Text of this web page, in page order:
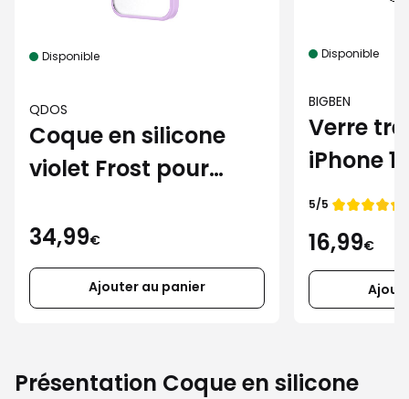
Disponible
QDOS
Coque en silicone
violet Frost pour
34,99€
Ajouter au panier
Disponible
BIGBEN
Verre
iPhone 17
Note de
5/5
16,99€
Présentation Coque en silicone